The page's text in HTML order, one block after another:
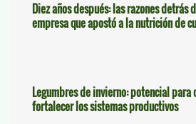
Diez años después: las razones detrás
empresa que apostó a la nutrición de
Legumbres de invierno: potencial
fortalecer los sistemas productivos